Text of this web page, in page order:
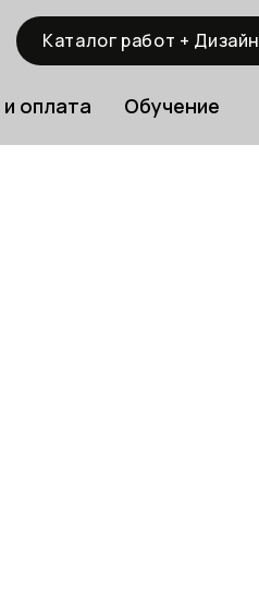
Каталог работ + Дизайн
оплата Обучение